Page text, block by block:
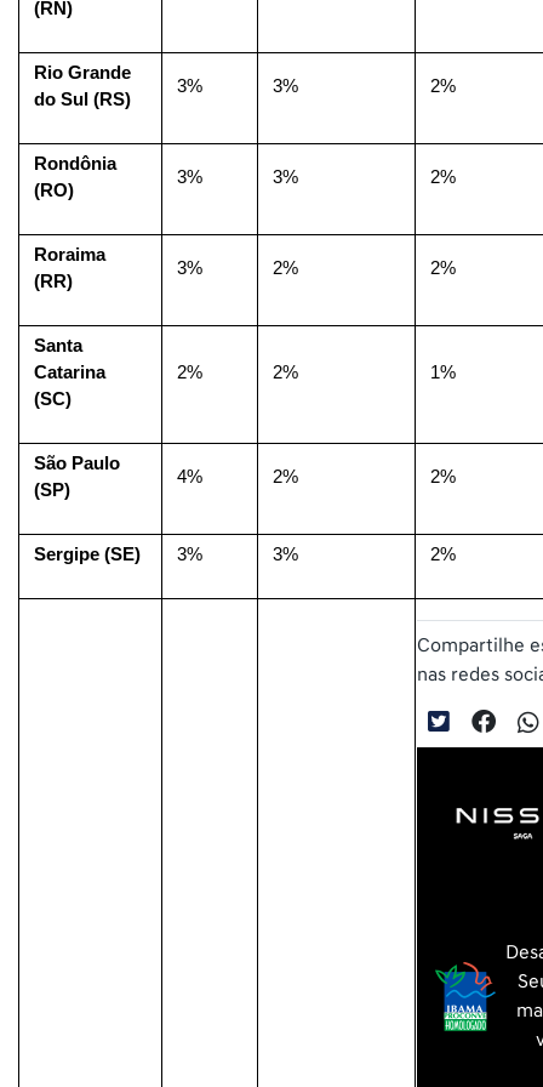
(RN)
Rio Grande
do Sul (RS)
3% 3% 2%
Rondônia
(RO)
3% 3% 2%
Roraima
(RR)
3% 2% 2%
Santa
Catarina
(SC)
2% 2% 1%
São Paulo
(SP)
4% 2% 2%
Sergipe (SE) 3% 3% 2%
Compartilhe
nas redes